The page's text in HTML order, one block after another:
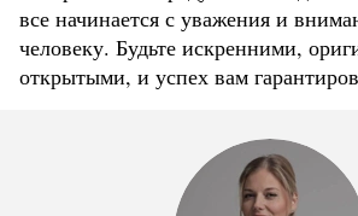
все начинается с уважения и
человеку. Будьте искренними,
открытыми, и успех вам